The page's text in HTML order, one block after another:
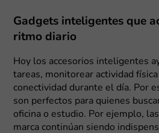
Gadgets inteligentes que
ritmo diario
Hoy los accesorios inteligentes
tareas, monitorear actividad
conectividad durante el día. Por
son perfectos para quienes
oficina o estudio. Por ejemplo,
marca continúan siendo